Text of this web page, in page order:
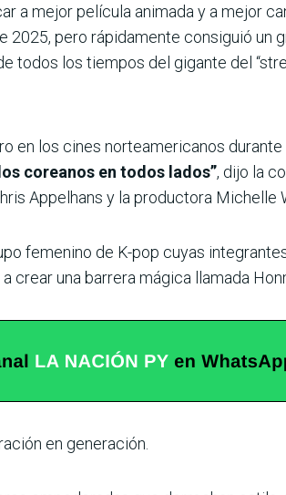
a mejor película animada y a mejor
pero rápidamente consiguió un
todos los tiempos del gigante del
en los cines norteamericanos
coreanos en todos lados”, dijo la
Appelhans y la productora Michelle
femenino de K-pop cuyas
crear una barrera mágica llamada
en generación.